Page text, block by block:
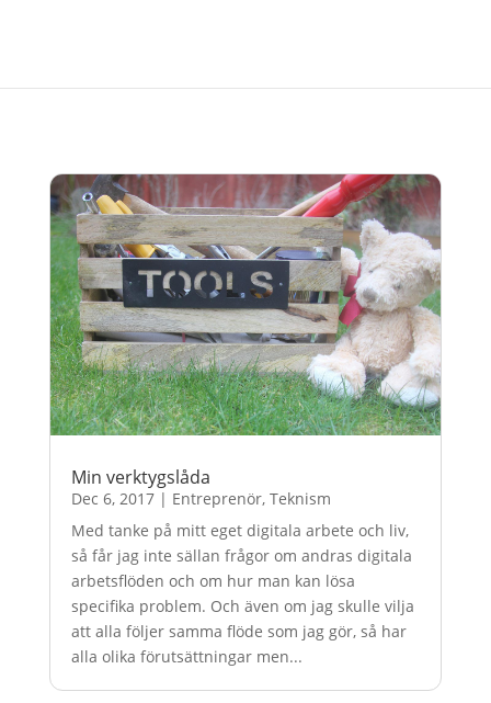
Min verktygslåda
Dec 6, 2017| Entreprenör, Teknism
Med tanke på mitt eget digitala arbete och liv,
så får jag inte sällan frågor om andras digitala
arbetsflöden och om hur man kan lösa
specifika problem. Och även om jag skulle vilja
att alla följer samma flöde som jag gör, så har
alla olika förutsättningar men...